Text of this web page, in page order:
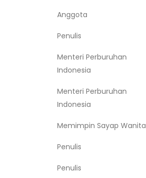
Anggota
Penulis
Menteri Perburuhan
Indonesia
Menteri Perburuhan
Indonesia
Memimpin Sayap Wanita
Penulis
Penulis